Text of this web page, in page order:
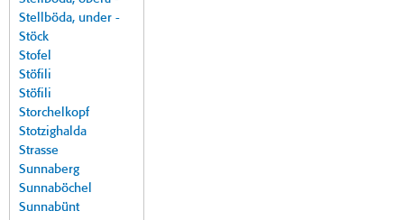
Stellböda, under -
Stöck
Stofel
Stöfili
Stöfili
Storchelkopf
Stotzighalda
Strasse
Sunnaberg
Sunnaböchel
Sunnabünt